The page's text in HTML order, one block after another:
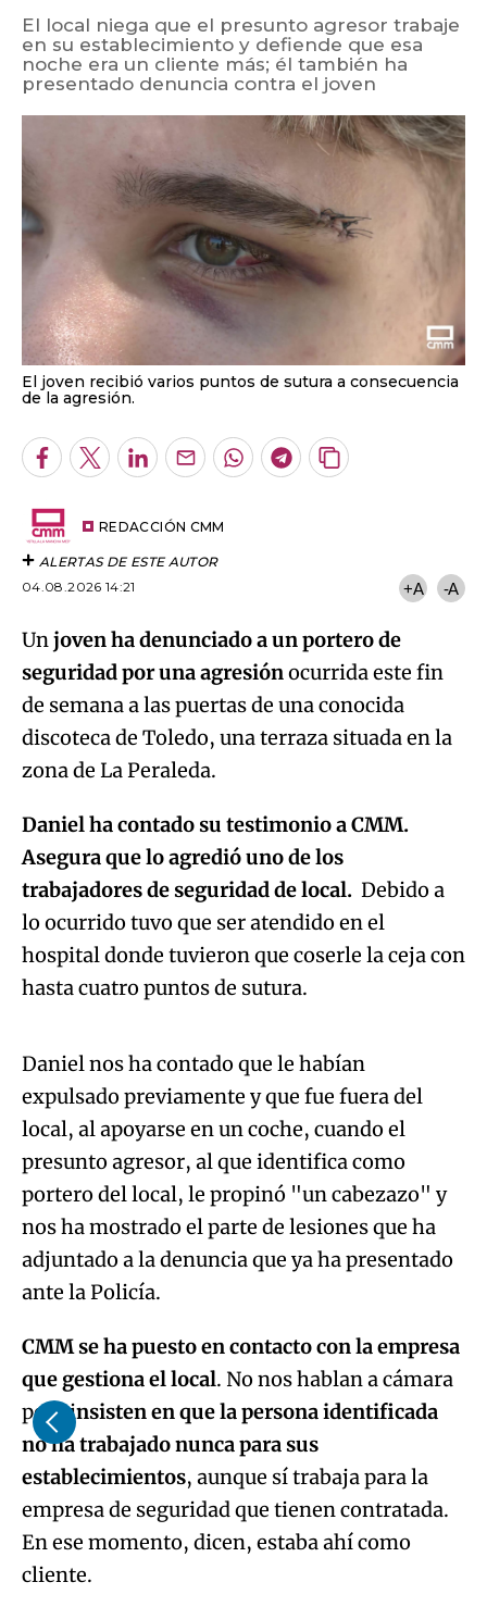
El local niega que el presunto agresor trabaje
en su establecimiento y defiende que esa
noche era un cliente más; él también ha
presentado denuncia contra el joven
El joven recibió varios puntos de sutura a consecuencia
de la agresión.
Facebook
TwitterLinkedInEnviarWhatsapp
Telegram
Copiar
REDACCIÓN CMM
ALERTAS DE ESTE AUTOR
04.08.2026 14:21
+A -A
Unjoven ha denunciado a un portero de
seguridad por una agresiónocurrida este fin
de semana a las puertas de una conocida
discoteca de Toledo, una terraza situada en la
zona de La Peraleda.
Daniel ha contado su testimonio a CMM.
Asegura que lo agredió uno de los
trabajadores de seguridad de local. Debido a
lo ocurrido tuvo que ser atendido en el
hospital donde tuvieron que coserle la ceja con
hasta cuatro puntos de sutura.
Algo salió mal.
An error occurred, please try again later.
Try again
Daniel nos ha contado que le habían
expulsado previamente y que fue fuera del
local, al apoyarse en un coche, cuando el
presunto agresor, al que identifica como
portero del local, le propinó "un cabezazo" y
nos ha mostrado el parte de lesiones que ha
adjuntado a la denuncia que ya ha presentado
ante la Policía.
CMM se ha puesto en contacto con la empresa
que gestiona el local. No nos hablan a cámara
pero insisten en que la persona identificada
no ha trabajado nunca para sus
establecimientos, aunque sí trabaja para la
empresa de seguridad que tienen contratada.
En ese momento, dicen, estaba ahí como
cliente.